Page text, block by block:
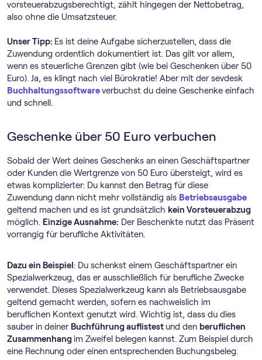
vorsteuerabzugsberechtigt, zählt hingegen der Nettobetrag,
also ohne die Umsatzsteuer.
Unser Tipp: Es ist deine Aufgabe sicherzustellen, dass die
Zuwendung ordentlich dokumentiert ist. Das gilt vor allem,
wenn es steuerliche Grenzen gibt (wie bei Geschenken über 50
Euro). Ja, es klingt nach viel Bürokratie! Aber mit der sevdesk
Buch­haltungs­softwareverbuchst du deine Geschenke einfach
und schnell.
Geschenke über 50 Euro verbuchen
Sobald der Wert deines Geschenks an einen Geschäftspartner
oder Kunden die Wertgrenze von 50 Euro übersteigt, wird es
etwas komplizierter: Du kannst den Betrag für diese
Zuwendung dann nicht mehr vollständig als Betriebsausgabe
geltend machen und es ist grundsätzlich kein Vorsteuerabzug
möglich. Einzige Ausnahme: Der Beschenkte nutzt das Präsent
vorrangig für berufliche Aktivitäten.
Dazu ein Beispiel : Du schenkst einem Geschäftspartner ein
Spezialwerkzeug, das er ausschließlich für berufliche Zwecke
verwendet. Dieses Spezialwerkzeug kann als Betriebsausgabe
geltend gemacht werden, sofern es nachweislich im
beruflichen Kontext genutzt wird. Wichtig ist, dass du dies
sauber in deiner Buchführung auflistest und den beruflichen
Zusammenhang im Zweifel belegen kannst. Zum Beispiel durch
eine Rechnung oder einen entsprechenden Buchungsbeleg.